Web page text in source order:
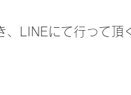
LINEにて行って頂